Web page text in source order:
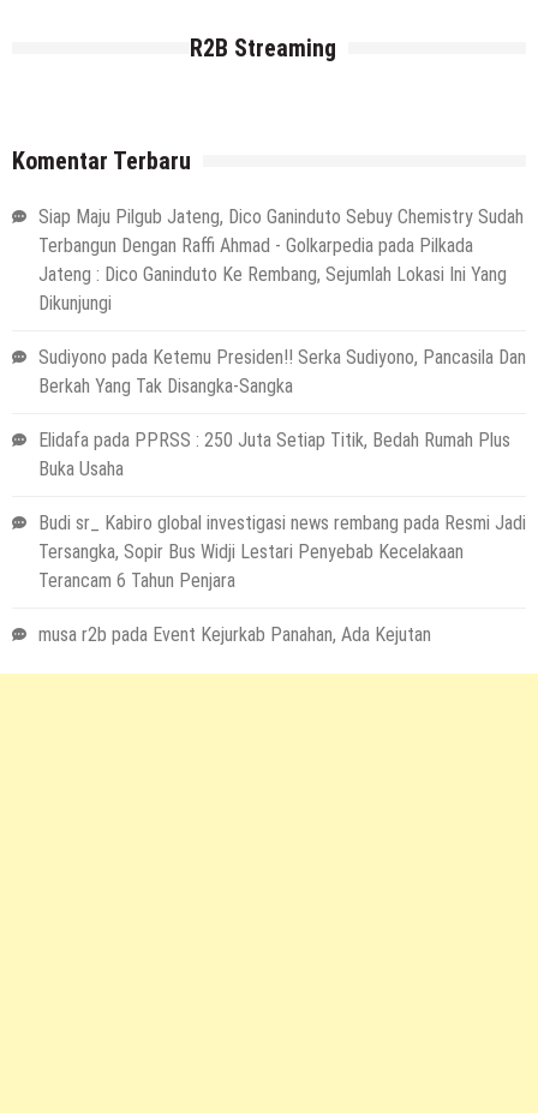
R2B Streaming
Komentar Terbaru
Siap Maju Pilgub Jateng, Dico Ganinduto Sebuy Chemistry Sudah
Terbangun Dengan Raffi Ahmad - Golkarpedia pada Pilkada
Jateng : Dico Ganinduto Ke Rembang, Sejumlah Lokasi Ini Yang
Dikunjungi
Sudiyono pada Ketemu Presiden!! Serka Sudiyono, Pancasila Dan
Berkah Yang Tak Disangka-Sangka
Elidafa pada PPRSS : 250 Juta Setiap Titik, Bedah Rumah Plus
Buka Usaha
Budi sr_ Kabiro global investigasi news rembang pada Resmi Jadi
Tersangka, Sopir Bus Widji Lestari Penyebab Kecelakaan
Terancam 6 Tahun Penjara
musa r2b pada Event Kejurkab Panahan, Ada Kejutan